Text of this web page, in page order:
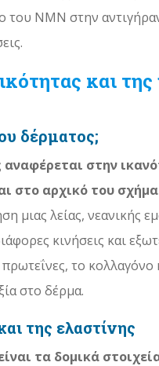
του NMN στην
και
δέρματος;
στην
στο αρχικό του
μιας λείας, νεανικής
κινήσεις και
το κολλαγόνο
στο δέρμα.
της ελαστίνης
τα δομικά